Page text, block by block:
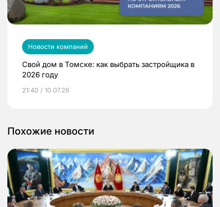
Новости компаний
Свой дом в Томске: как выбрать застройщика в
2026 году
21:40 / 10.07.26
Похожие новости